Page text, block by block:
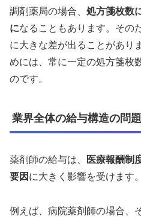
調剤薬局の場合、 処方箋枚数
になることもあります。その
に大きな差が出ることがあり
めには、常に一定の処方箋枚
のです。
業界全体の給与構造の問題
薬剤師の給与は、 医療報酬制
要因に大きく影響を受けます。
例えば、病院薬剤師の場合、